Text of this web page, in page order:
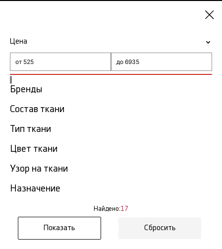
ГлавнаяТкань с платочным узором
Ткань с платочным узором в
Цена
Бренды
Состав ткани
Тип ткани
Цвет ткани
Узор на ткани
Назначение
Найдено:17
Сбросить